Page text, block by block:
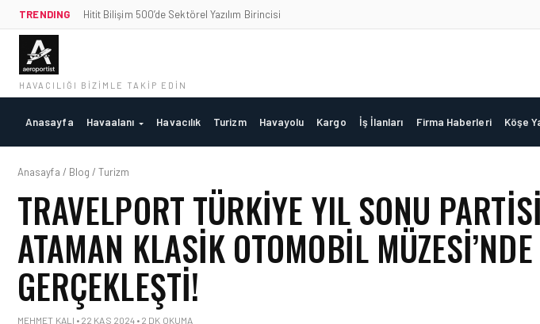
TRENDING Hitit Bilişim 500’de Sektörel Yazılım Birincisi
HAVACILIĞI BIZIMLE TAKIP EDIN
Anasayfa Havaalanı Havacılık Turizm Havayolu Kargo İş İlanları Firma Haberleri Köşe
Anasayfa / Blog / Turizm
TRAVELPORT TÜRKIYE YIL SONU
ATAMAN KLASIK OTOMOBIL MÜZESI’NDE
GERÇEKLEŞTI!
MEHMET KALI • 22 KAS 2024 • 2 DK OKUMA